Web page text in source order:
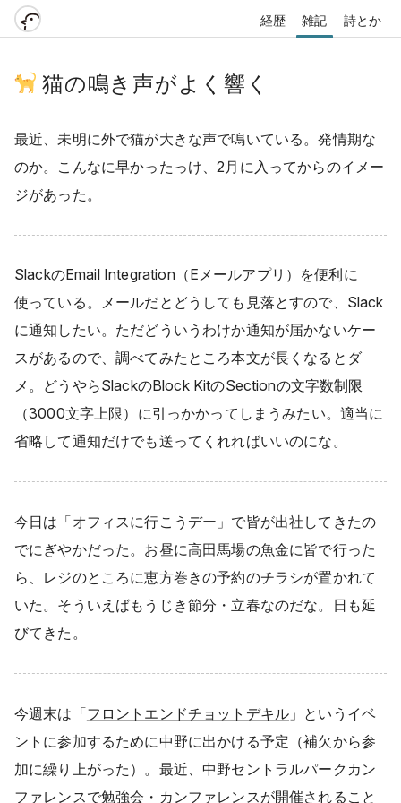
経歴 雑記 詩とか
猫の鳴き声がよく響く
最近、未明に外で猫が大きな声で鳴いている。発情期な
のか。こんなに早かったっけ、2月に入ってからのイメー
ジがあった。
SlackのEmail Integration（Eメールアプリ）を便利に
使っている。メールだとどうしても見落とすので、Slack
に通知したい。ただどういうわけか通知が届かないケー
スがあるので、調べてみたところ本文が長くなるとダ
メ。どうやらSlackのBlock KitのSectionの文字数制限
（3000文字上限）に引っかかってしまうみたい。適当に
省略して通知だけでも送ってくれればいいのにな。
今日は「オフィスに行こうデー」で皆が出社してきたの
でにぎやかだった。お昼に高田馬場の魚金に皆で行った
ら、レジのところに恵方巻きの予約のチラシが置かれて
いた。そういえばもうじき節分・立春なのだな。日も延
びてきた。
今週末は「フロントエンドチョットデキル 」というイベ
ントに参加するために中野に出かける予定（補欠から参
加に繰り上がった）。最近、中野セントラルパークカン
ファレンスで勉強会・カンファレンスが開催されること